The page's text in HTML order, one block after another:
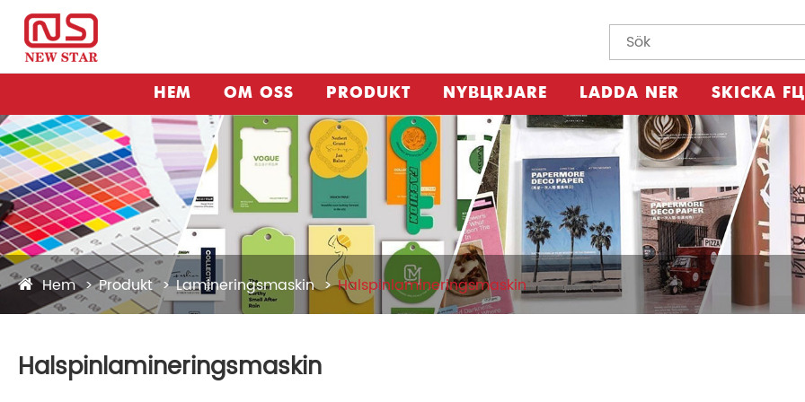
HEM OM OSS PRODUKT NYBÖRJARE LADDA NER SKICKA
Hem Produkt Lamineringsmaskin Halspinlamineringsmaskin
Halspinlamineringsmaskin